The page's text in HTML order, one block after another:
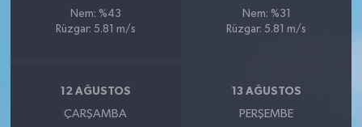
Nem: %43
Rüzgar: 5.81 m/s
Nem: %31
Rüzgar: 5.81 m/s
12 AĞUSTOS
ÇARŞAMBA
13 AĞUSTOS
PERŞEMBE